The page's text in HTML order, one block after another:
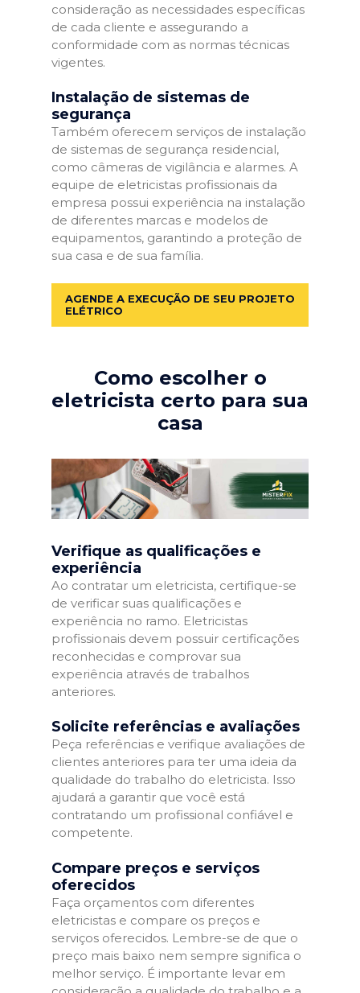
consideração as necessidades específicas
de cada cliente e assegurando a
conformidade com as normas técnicas
vigentes.
Instalação de sistemas de
segurança
Também oferecem serviços de instalação
de sistemas de segurança residencial,
como câmeras de vigilância e alarmes. A
equipe de eletricistas profissionais da
empresa possui experiência na instalação
de diferentes marcas e modelos de
equipamentos, garantindo a proteção de
sua casa e de sua família.
AGENDE A EXECUÇÃO DE SEU PROJETO
ELÉTRICO
Como escolher o
eletricista certo para sua
casa
Verifique as qualificações e
experiência
Ao contratar um eletricista, certifique-se
de verificar suas qualificações e
experiência no ramo. Eletricistas
profissionais devem possuir certificações
reconhecidas e comprovar sua
experiência através de trabalhos
anteriores.
Solicite referências e avaliações
Peça referências e verifique avaliações de
clientes anteriores para ter uma ideia da
qualidade do trabalho do eletricista. Isso
ajudará a garantir que você está
contratando um profissional confiável e
competente.
Compare preços e serviços
oferecidos
Faça orçamentos com diferentes
eletricistas e compare os preços e
serviços oferecidos. Lembre-se de que o
preço mais baixo nem sempre significa o
melhor serviço. É importante levar em